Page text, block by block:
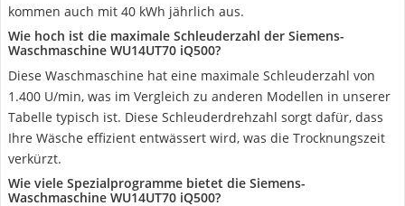
kommen auch mit 40 kWh jährlich aus.
Wie hoch ist die maximale Schleuderzahl der Siemens-
Waschmaschine WU14UT70 iQ500?
Diese Waschmaschine hat eine maximale Schleuderzahl von
1.400 U/min, was im Vergleich zu anderen Modellen in unserer
Tabelle typisch ist. Diese Schleuderdrehzahl sorgt dafür, dass
Ihre Wäsche effizient entwässert wird, was die Trocknungszeit
verkürzt.
Wie viele Spezialprogramme bietet die Siemens-
Waschmaschine WU14UT70 iQ500?